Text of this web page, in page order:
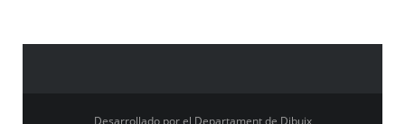
Desarrollado por el Departament de Dibuix